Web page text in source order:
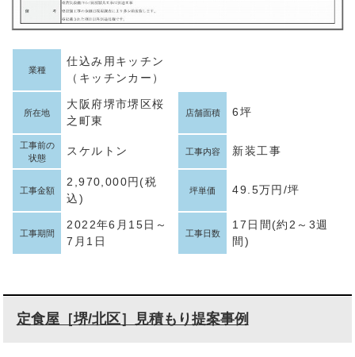
業種
仕込み用キッチン
（キッチンカー）
所在地
大阪府堺市堺区桜
之町東
店舗面積 6坪
工事前の
状態
スケルトン 工事内容 新装工事
工事金額
2,970,000円(税
込)
坪単価 49.5万円/坪
工事期間
2022年6月15日～
7月1日
工事日数
17日間(約2～3週
間)
定食屋［堺/北区］見積もり提案事例